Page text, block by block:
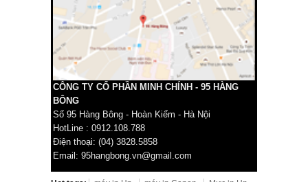
CÔNG TY CỔ PHẦN MINH CHÍNH - 95 HÀNG
BÔNG
Số 95 Hàng Bông - Hoàn Kiếm - Hà Nội
HotLine : 0912.108.788
Điện thoại: (04) 3828.5858
Email: 95hangbong.vn@gmail.com